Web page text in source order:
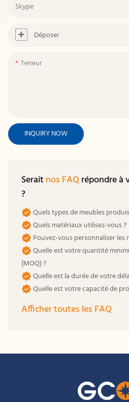
Skype
Déposer
Teneur
INQUIRY NOW
Serait nos FAQrépondre à
?
Quels types de meubles
Quels matériaux utilisez-vous ?
Pouvez-vous personnaliser les
Quelle est votre quantité
(MOQ) ?
Quelle est la durée de votre
Quelle est votre capacité de
Afficher toutes les FAQ